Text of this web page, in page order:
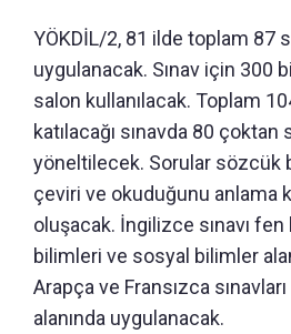
YÖKDİL/2, 81 ilde toplam 87
uygulanacak. Sınav için 300
salon kullanılacak. Toplam
katılacağı sınavda 80
yöneltilecek. Sorular sözcük
çeviri ve okuduğunu anlama
oluşacak. İngilizce sınavı fen
bilimleri ve sosyal bilimler
Arapça ve Fransızca
alanında uygulanacak.